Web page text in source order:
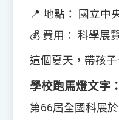
📍 地點：
國立中
💰 費用： 科學展
這個夏天，帶孩
學校跑馬燈文字：
第66屆全國科展於